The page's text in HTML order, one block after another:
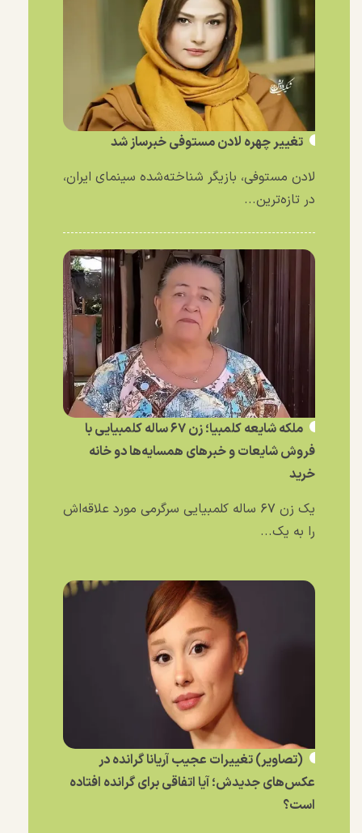
تغییر چهره لادن مستوفی خبرساز شد
لادن مستوفی، بازیگر شناخته‌شده سینمای ایران،
در تازه‌ترین...
ملکه شایعه کلمبیا؛ زن ۶۷ ساله کلمبیایی با
فروش شایعات و خبر‌های همسایه‌ها دو خانه
خرید
یک زن ۶۷ ساله کلمبیایی سرگرمی مورد علاقه‌اش
را به یک...
(تصاویر) تغییرات عجیب آریانا گرانده در
عکس‌های جدیدش؛ آیا اتفاقی برای گرانده افتاده
است؟